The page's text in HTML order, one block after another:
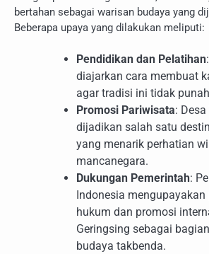
bertahan sebagai warisan budaya yang
Beberapa upaya yang dilakukan meliputi:
Pendidikan dan Pelatihan
diajarkan cara membuat
agar tradisi ini tidak
Promosi Pariwisata:
dijadikan salah satu
yang menarik perhatian
mancanegara.
Dukungan Pemerintah:
Indonesia
hukum dan promosi
Geringsing sebagai
budaya takbenda.